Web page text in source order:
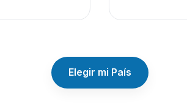
Elegir mi País